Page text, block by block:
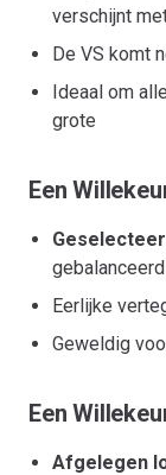
verschijnt
De VS komt
Ideaal om
grote
Een
Eerlijke
Geweldig
Een
Afgelegen